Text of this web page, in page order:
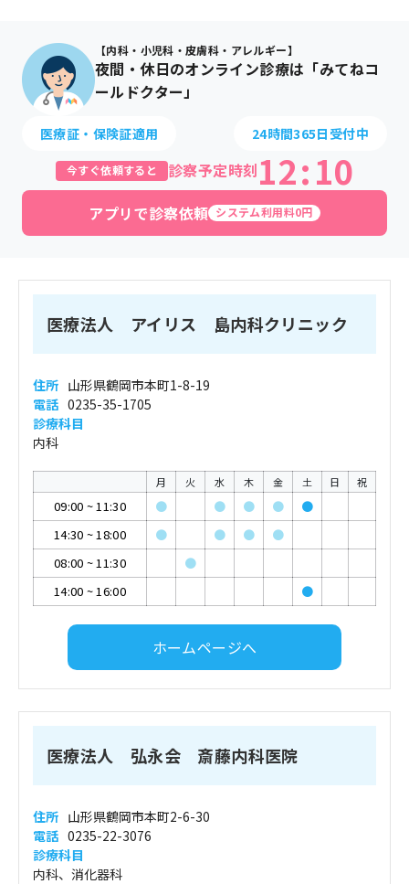
【内科・小児科・皮膚科・アレルギー】
夜間・休日のオンライン診療は「みてねコ
ールドクター」
医療証・保険証適用 24時間365日受付中
今すぐ依頼すると 診察予定時刻12:10
アプリで診察依頼 システム利用料0円
医療法人 アイリス 島内科クリニック
住所 山形県鶴岡市本町1-8-19
電話 0235-35-1705
診療科目
内科
月 火 水 木 金 土 日 祝
09:00 ~11:30 ● ● ● ●
●
14:30 ~18:00 ● ● ●
●
08:00 ~11:30
●
14:00 ~16:00 ●
ホームページへ
医療法人 弘永会 斎藤内科医院
住所 山形県鶴岡市本町2-6-30
電話 0235-22-3076
診療科目
内科、消化器科